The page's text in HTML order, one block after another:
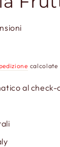
calcolate
al